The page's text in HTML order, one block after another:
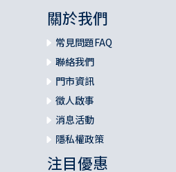
關於我們
常見問題FAQ
聯絡我們
門市資訊
徵人啟事
消息活動
隱私權政策
注目優惠